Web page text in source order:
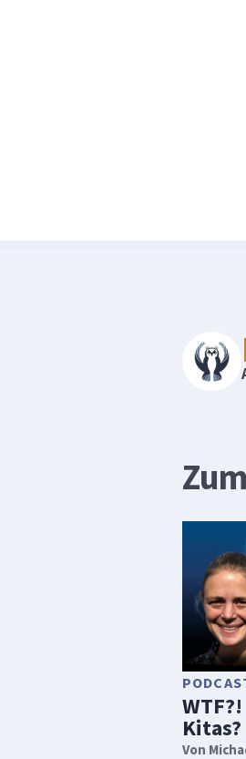
Kitas?
Von